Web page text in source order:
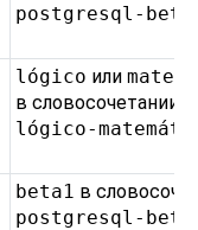
postgresql-
lógico или
в словосочетании
lógico-
beta1 в
postgresql-